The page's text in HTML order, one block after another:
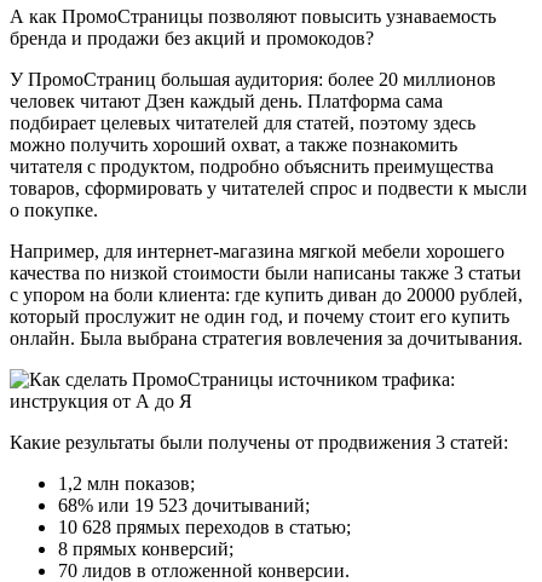
А как ПромоСтраницы позволяют повысить узнаваемость
бренда и продажи без акций и промокодов?
У ПромоСтраниц большая аудитория: более 20 миллионов
человек читают Дзен каждый день. Платформа сама
подбирает целевых читателей для статей, поэтому здесь
можно получить хороший охват, а также познакомить
читателя с продуктом, подробно объяснить преимущества
товаров, сформировать у читателей спрос и подвести к мысли
о покупке.
Например, для интернет-магазина мягкой мебели хорошего
качества по низкой стоимости были написаны также 3 статьи
с упором на боли клиента: где купить диван до 20000 рублей,
который прослужит не один год, и почему стоит его купить
онлайн. Была выбрана стратегия вовлечения за дочитывания.
Какие результаты были получены от продвижения 3 статей:
1,2 млн показов;
68% или 19 523 дочитываний;
10 628 прямых переходов в статью;
8 прямых конверсий;
70 лидов в отложенной конверсии.